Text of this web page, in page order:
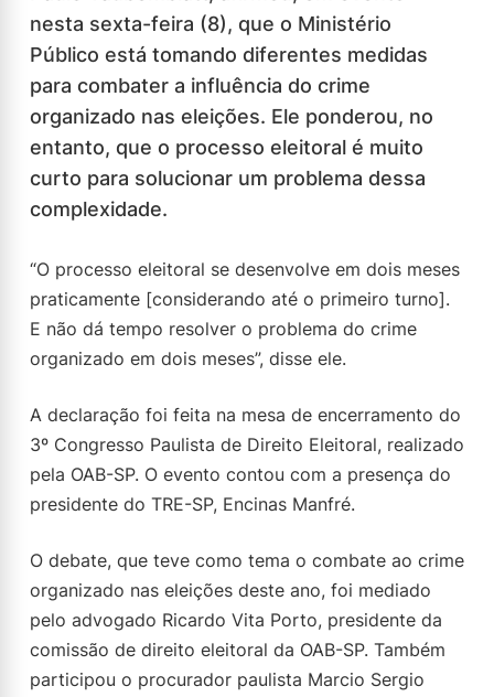
nesta sexta-feira (8), que o Ministério
Público está tomando diferentes medidas
para combater a influência do crime
organizado nas eleições. Ele ponderou, no
entanto, que o processo eleitoral é muito
curto para solucionar um problema dessa
complexidade.
“O processo eleitoral se desenvolve em dois meses
praticamente [considerando até o primeiro turno].
E não dá tempo resolver o problema do crime
organizado em dois meses”, disse ele.
A declaração foi feita na mesa de encerramento do
3º Congresso Paulista de Direito Eleitoral, realizado
pela OAB-SP. O evento contou com a presença do
presidente do TRE-SP, Encinas Manfré.
O debate, que teve como tema o combate ao crime
organizado nas eleições deste ano, foi mediado
pelo advogado Ricardo Vita Porto, presidente da
comissão de direito eleitoral da OAB-SP. Também
participou o procurador paulista Marcio Sergio